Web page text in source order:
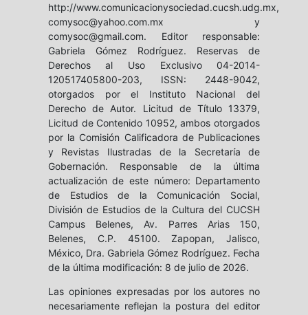
http://www.comunicacionysociedad.cucsh.udg.mx,
comysoc@yahoo.com.mx y
comysoc@gmail.com. Editor responsable:
Gabriela Gómez Rodríguez. Reservas de
Derechos al Uso Exclusivo 04-2014-
120517405800-203, ISSN: 2448-9042,
otorgados por el Instituto Nacional del
Derecho de Autor. Licitud de Título 13379,
Licitud de Contenido 10952, ambos otorgados
por la Comisión Calificadora de Publicaciones
y Revistas Ilustradas de la Secretaría de
Gobernación. Responsable de la última
actualización de este número: Departamento
de Estudios de la Comunicación Social,
División de Estudios de la Cultura del CUCSH
Campus Belenes, Av. Parres Arias 150,
Belenes, C.P. 45100. Zapopan, Jalisco,
México, Dra. Gabriela Gómez Rodríguez. Fecha
de la última modificación: 8 de julio de 2026.
Las opiniones expresadas por los autores no
necesariamente reflejan la postura del editor